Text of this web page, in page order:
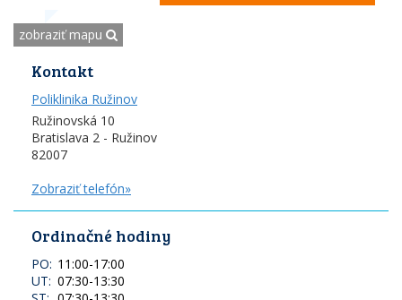
zobraziť mapu
Kontakt
Poliklinika Ružinov
Ružinovská 10
Bratislava 2 - Ružinov
82007
Zobraziť telefón»
Ordinačné hodiny
PO: 11:00-17:00
UT: 07:30-13:30